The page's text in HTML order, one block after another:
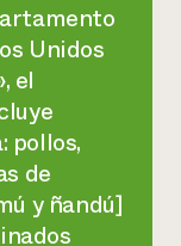
Unidos
el
pollos,
de
y ñandú]